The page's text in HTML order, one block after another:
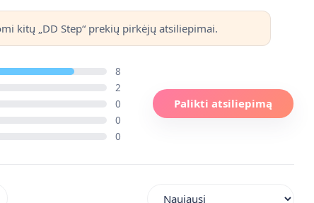
kitų „DD Step“ prekių pirkėjų atsiliepimai.
8
2
0
0
0
Palikti atsiliepimą